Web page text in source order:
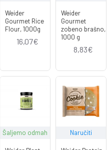
Weider
Gourmet Rice
Flour, 1000g
16,07€
Weider
Gourmet
zobeno brašno,
1000 g
8,83€
Šaljemo odmah Naručiti